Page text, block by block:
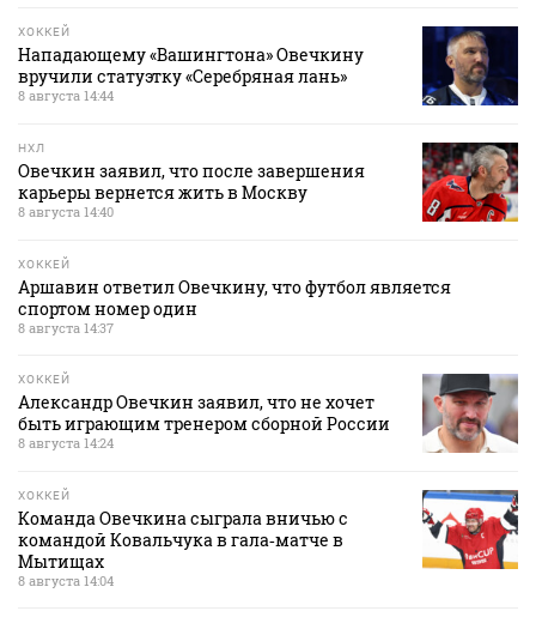
ХОККЕЙ
Нападающему «Вашингтона» Овечкину
вручили статуэтку «Серебряная лань»
8 августа 14:44
НХЛ
Овечкин заявил, что после завершения
карьеры вернется жить в Москву
8 августа 14:40
ХОККЕЙ
Аршавин ответил Овечкину, что футбол является
спортом номер один
8 августа 14:37
ХОККЕЙ
Александр Овечкин заявил, что не хочет
быть играющим тренером сборной России
8 августа 14:24
ХОККЕЙ
Команда Овечкина сыграла вничью с
командой Ковальчука в гала‑матче в
Мытищах
8 августа 14:04